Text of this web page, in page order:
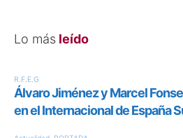
Lo más leído